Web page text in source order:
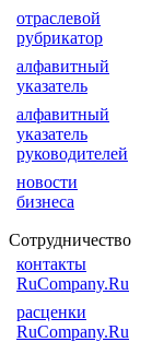
отраслевой
рубрикатор
алфавитный
указатель
алфавитный
указатель
руководителей
новости
бизнеса
Сотрудничество
контакты
RuCompany.Ru
расценки
RuCompany.Ru